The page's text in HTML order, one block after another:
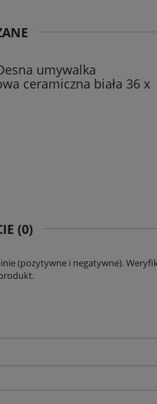
umywalka
ceramiczna biała 36 x
(0)
(pozytywne i negatywne).